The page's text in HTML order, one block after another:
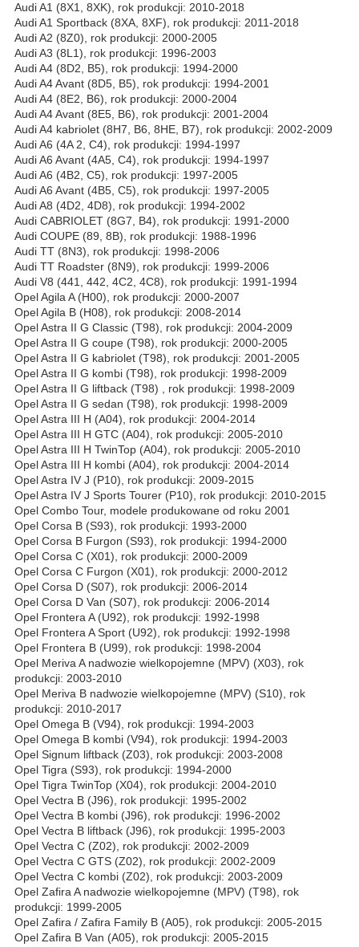
Audi A1 (8X1, 8XK), rok produkcji: 2010-2018
Audi A1 Sportback (8XA, 8XF), rok produkcji: 2011-2018
Audi A2 (8Z0), rok produkcji: 2000-2005
Audi A3 (8L1), rok produkcji: 1996-2003
Audi A4 (8D2, B5), rok produkcji: 1994-2000
Audi A4 Avant (8D5, B5), rok produkcji: 1994-2001
Audi A4 (8E2, B6), rok produkcji: 2000-2004
Audi A4 Avant (8E5, B6), rok produkcji: 2001-2004
Audi A4 kabriolet (8H7, B6, 8HE, B7), rok produkcji: 2002-2009
Audi A6 (4A 2, C4), rok produkcji: 1994-1997
Audi A6 Avant (4A5, C4), rok produkcji: 1994-1997
Audi A6 (4B2, C5), rok produkcji: 1997-2005
Audi A6 Avant (4B5, C5), rok produkcji: 1997-2005
Audi A8 (4D2, 4D8), rok produkcji: 1994-2002
Audi CABRIOLET (8G7, B4), rok produkcji: 1991-2000
Audi COUPE (89, 8B), rok produkcji: 1988-1996
Audi TT (8N3), rok produkcji: 1998-2006
Audi TT Roadster (8N9), rok produkcji: 1999-2006
Audi V8 (441, 442, 4C2, 4C8), rok produkcji: 1991-1994
Opel Agila A (H00), rok produkcji: 2000-2007
Opel Agila B (H08), rok produkcji: 2008-2014
Opel Astra II G Classic (T98), rok produkcji: 2004-2009
Opel Astra II G coupe (T98), rok produkcji: 2000-2005
Opel Astra II G kabriolet (T98), rok produkcji: 2001-2005
Opel Astra II G kombi (T98), rok produkcji: 1998-2009
Opel Astra II G liftback (T98) , rok produkcji: 1998-2009
Opel Astra II G sedan (T98), rok produkcji: 1998-2009
Opel Astra III H (A04), rok produkcji: 2004-2014
Opel Astra III H GTC (A04), rok produkcji: 2005-2010
Opel Astra III H TwinTop (A04), rok produkcji: 2005-2010
Opel Astra III H kombi (A04), rok produkcji: 2004-2014
Opel Astra IV J (P10), rok produkcji: 2009-2015
Opel Astra IV J Sports Tourer (P10), rok produkcji: 2010-2015
Opel Combo Tour, modele produkowane od roku 2001
Opel Corsa B (S93), rok produkcji: 1993-2000
Opel Corsa B Furgon (S93), rok produkcji: 1994-2000
Opel Corsa C (X01), rok produkcji: 2000-2009
Opel Corsa C Furgon (X01), rok produkcji: 2000-2012
Opel Corsa D (S07), rok produkcji: 2006-2014
Opel Corsa D Van (S07), rok produkcji: 2006-2014
Opel Frontera A (U92), rok produkcji: 1992-1998
Opel Frontera A Sport (U92), rok produkcji: 1992-1998
Opel Frontera B (U99), rok produkcji: 1998-2004
Opel Meriva A nadwozie wielkopojemne (MPV) (X03), rok
produkcji: 2003-2010
Opel Meriva B nadwozie wielkopojemne (MPV) (S10), rok
produkcji: 2010-2017
Opel Omega B (V94), rok produkcji: 1994-2003
Opel Omega B kombi (V94), rok produkcji: 1994-2003
Opel Signum liftback (Z03), rok produkcji: 2003-2008
Opel Tigra (S93), rok produkcji: 1994-2000
Opel Tigra TwinTop (X04), rok produkcji: 2004-2010
Opel Vectra B (J96), rok produkcji: 1995-2002
Opel Vectra B kombi (J96), rok produkcji: 1996-2002
Opel Vectra B liftback (J96), rok produkcji: 1995-2003
Opel Vectra C (Z02), rok produkcji: 2002-2009
Opel Vectra C GTS (Z02), rok produkcji: 2002-2009
Opel Vectra C kombi (Z02), rok produkcji: 2003-2009
Opel Zafira A nadwozie wielkopojemne (MPV) (T98), rok
produkcji: 1999-2005
Opel Zafira / Zafira Family B (A05), rok produkcji: 2005-2015
Opel Zafira B Van (A05), rok produkcji: 2005-2015